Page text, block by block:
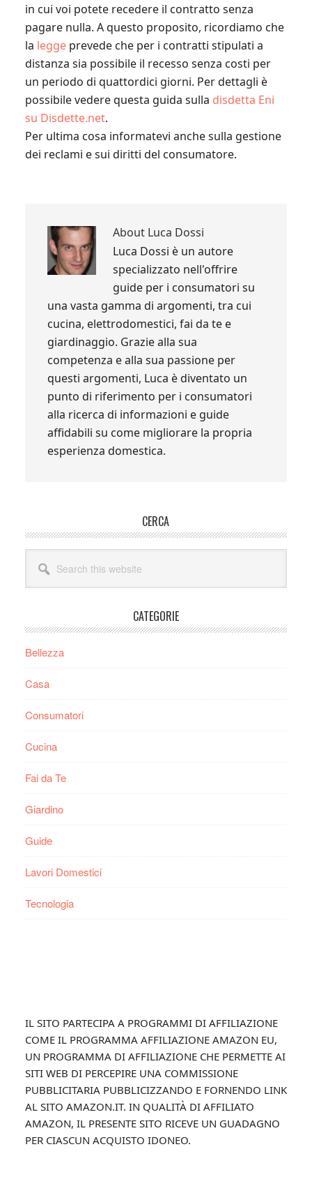
in cui voi potete recedere il contratto senza
pagare nulla. A questo proposito, ricordiamo che
la leggeprevede che per i contratti stipulati a
distanza sia possibile il recesso senza costi per
un periodo di quattordici giorni. Per dettagli è
possibile vedere questa guida sulla disdetta Eni
su Disdette.net.
Per ultima cosa informatevi anche sulla gestione
dei reclami e sui diritti del consumatore.
About Luca Dossi
Luca Dossi è un autore
specializzato nell'offrire
guide per i consumatori su
una vasta gamma di argomenti, tra cui
cucina, elettrodomestici, fai da te e
giardinaggio. Grazie alla sua
competenza e alla sua passione per
questi argomenti, Luca è diventato un
punto di riferimento per i consumatori
alla ricerca di informazioni e guide
affidabili su come migliorare la propria
esperienza domestica.
Sidebar
CERCA
this
website
CATEGORIE
Bellezza
Casa
Consumatori
Cucina
Fai da Te
Giardino
Guide
Lavori Domestici
Tecnologia
Footer
IL SITO PARTECIPA A PROGRAMMI DI AFFILIAZIONE
COME IL PROGRAMMA AFFILIAZIONE AMAZON EU,
UN PROGRAMMA DI AFFILIAZIONE CHE PERMETTE AI
SITI WEB DI PERCEPIRE UNA COMMISSIONE
PUBBLICITARIA PUBBLICIZZANDO E FORNENDO LINK
AL SITO AMAZON.IT. IN QUALITÀ DI AFFILIATO
AMAZON, IL PRESENTE SITO RICEVE UN GUADAGNO
PER CIASCUN ACQUISTO IDONEO.